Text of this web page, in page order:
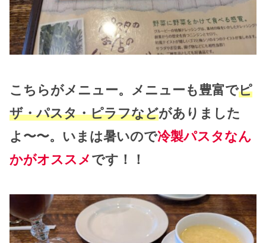
こちらがメニュー。メニューも豊富でピ
ザ・パスタ・ピラフなどがありました
よ〜〜。いまは暑いので冷製パスタなん
かがオススメ です！！